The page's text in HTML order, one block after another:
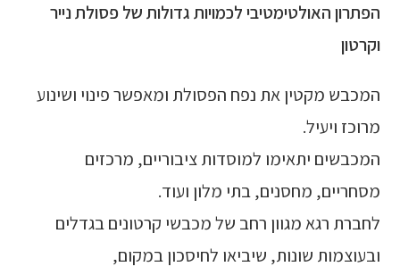
הפתרון האולטימטיבי לכמויות גדולות של פסולת נייר
וקרטון
המכבש מקטין את נפח הפסולת ומאפשר פינוי ושינוע
מרוכז ויעיל.
המכבשים יתאימו למוסדות ציבוריים, מרכזים
מסחריים, מחסנים, בתי מלון ועוד.
לחברת רגא מגוון רחב של מכבשי קרטונים בגדלים
ובעוצמות שונות, שיביאו לחיסכון במקום,